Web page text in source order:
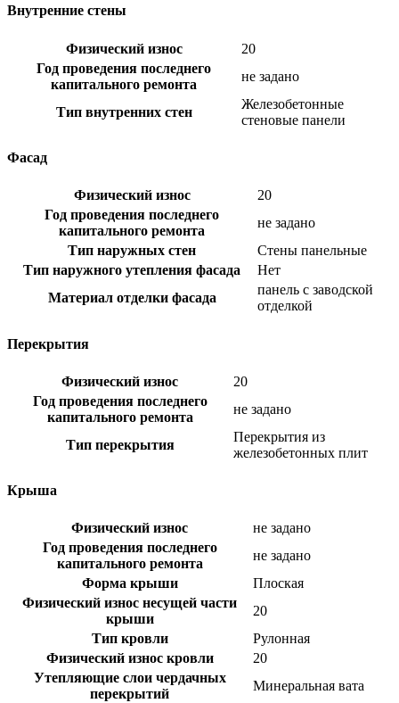
Внутренние стены
Физический износ
20
Год проведения последнего
капитального ремонта
не задано
Тип внутренних стен
Железобетонные
стеновые панели
Фасад
Физический износ
20
Год проведения последнего
капитального ремонта
не задано
Тип наружных стен
Стены панельные
Тип наружного утепления фасада
Нет
Материал отделки фасада
панель с заводской
отделкой
Перекрытия
Физический износ
20
Год проведения последнего
капитального ремонта
не задано
Тип перекрытия
Перекрытия из
железобетонных плит
Крыша
Физический износ
не задано
Год проведения последнего
капитального ремонта
не задано
Форма крыши
Плоская
Физический износ несущей части
крыши
20
Тип кровли
Рулонная
Физический износ кровли
20
Утепляющие слои чердачных
перекрытий
Минеральная вата